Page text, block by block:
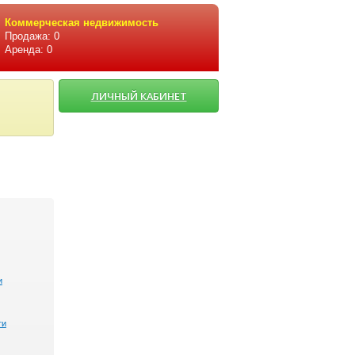
Коммерческая недвижимость
Продажа: 0
Аренда: 0
ЛИЧНЫЙ КАБИНЕТ